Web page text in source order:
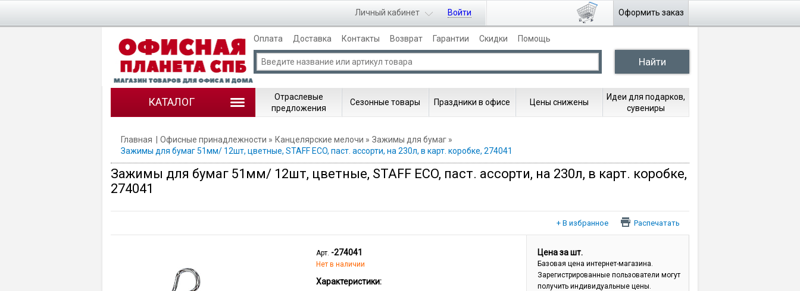
Оформить заказ
Войти
Личный кабинет
Оплата Доставка Контакты Возврат Гарантии Скидки Помощь
КАТАЛОГ
Отраслевые
предложения
Сезонные товары Праздники в офисе Цены снижены
Идеи для подарков,
сувениры
Главная Офисные принадлежности Канцелярские мелочи
Зажимы для бумаг
Зажимы для бумаг 51мм/ 12шт, цветные, STAFF ECO, паст. ассорти, на 230л, в карт. коробке, 274041
Зажимы для бумаг 51мм/ 12шт, цветные, STAFF ECO, паст. ассорти, на 230л, в карт. коробке,
274041
Распечатать
Арт. -274041
Нет в наличии
Характеристики:
Цена за шт.
Базовая цена интернет-магазина.
Зарегистрированные пользователи могут
получить индивидуальные цены.